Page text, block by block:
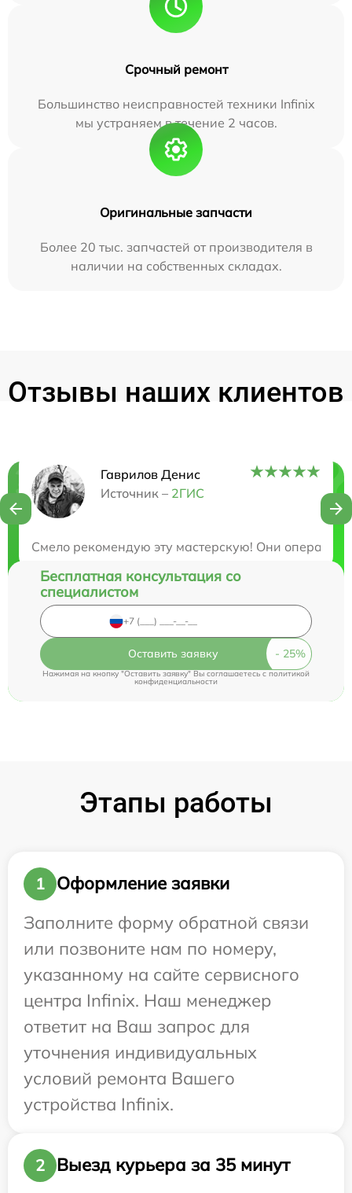
Срочный ремонт
Большинство неисправностей техники Infinix
мы устраняем в течение 2 часов.
Оригинальные запчасти
Более 20 тыс. запчастей от производителя в
наличии на собственных складах.
Отзывы наших клиентов
Гаврилов Денис
Источник – 2ГИС
Смело рекомендую эту мастерскую! Они
Нужна консультация?
Бесплатная консультация со
специалистом
Оставить заявку
Нажимая на кнопку "Оставить заявку" Вы соглашаетесь cполитикой
конфиденциальности
Этапы работы
1
Оформление заявки
Заполните форму обратной связи
или позвоните нам по номеру,
указанному на сайте сервисного
центра Infinix. Наш менеджер
ответит на Ваш запрос для
уточнения индивидуальных
условий ремонта Вашего
устройства Infinix.
2
Выезд курьера за 35 минут